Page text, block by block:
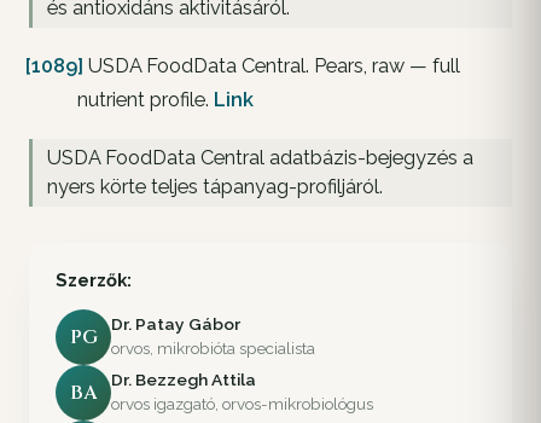
és antioxidáns aktivitásáról.
[1089] USDA FoodData Central. Pears, raw — full
nutrient profile. Link
USDA FoodData Central adatbázis-bejegyzés a
nyers körte teljes tápanyag-profiljáról.
Szerzők:
PG
Dr. Patay Gábor
orvos, mikrobióta specialista
BA
Dr. Bezzegh Attila
orvos igazgató, orvos-mikrobiológus